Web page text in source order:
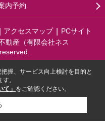
内予約
アクセスマップ
PCサイト
動産（有限会社ネス
握、サービス向上検討を目的と
。
て」 をご確認ください。